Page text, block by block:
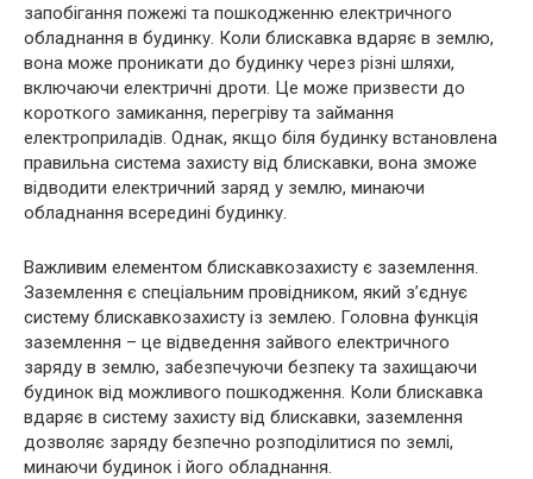
запобігання пожежі та пошкодженню електричного
обладнання в будинку. Коли блискавка вдаряє в землю,
вона може проникати до будинку через різні шляхи,
включаючи електричні дроти. Це може призвести до
короткого замикання, перегріву та займання
електроприладів. Однак, якщо біля будинку встановлена
правильна система захисту від блискавки, вона зможе
відводити електричний заряд у землю, минаючи
обладнання всередині будинку.
Важливим елементом блискавкозахисту є заземлення.
Заземлення є спеціальним провідником, який з’єднує
систему блискавкозахисту із землею. Головна функція
заземлення – це відведення зайвого електричного
заряду в землю, забезпечуючи безпеку та захищаючи
будинок від можливого пошкодження. Коли блискавка
вдаряє в систему захисту від блискавки, заземлення
дозволяє заряду безпечно розподілитися по землі,
минаючи будинок і його обладнання.